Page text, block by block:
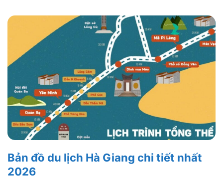
Bản đồ du lịch Hà Giang chi tiết nhất
2026